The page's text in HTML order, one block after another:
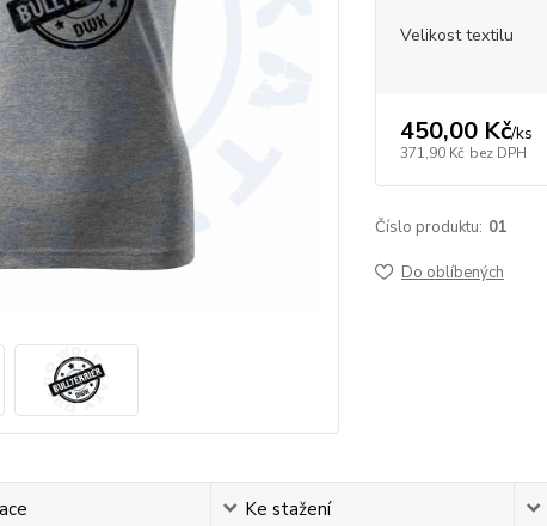
Velikost textilu
450,00 Kč/ks
371,90 Kč bez DPH
Číslo produktu: 01
Do oblíbených
Ke stažení